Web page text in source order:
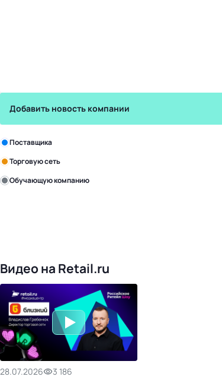
Добавить новость компании
Зарегистрируйте в бизнес-центре:
Поставщика
Торговую сеть
Обучающую компанию
Видео на Retail.ru
28.07.2026
3 186